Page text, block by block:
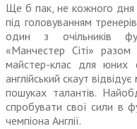
Ще б пак, не кожного дня
під головуванням
один з очільників
«Манчестер Сіті»
майстер-клас для юних
англійський скаут
пошуках талантів.
спробувати свої сили в
чемпіона Англії.